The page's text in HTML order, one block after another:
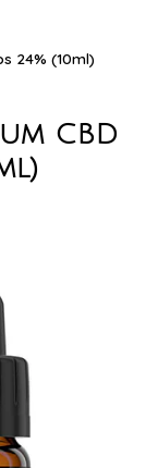
24% (10ml)
CBD